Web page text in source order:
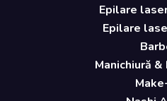
Epilare
Epilare
Manichiură